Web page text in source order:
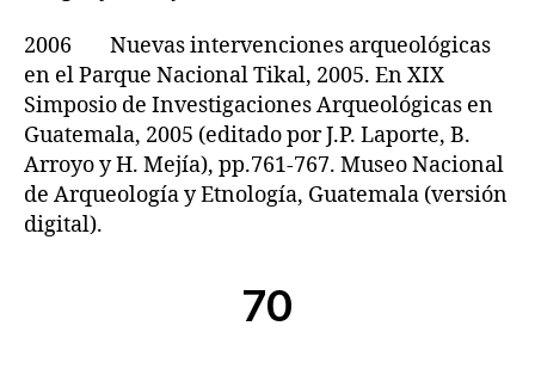
2006 Nuevas intervenciones arqueológicas
en el Parque Nacional Tikal, 2005. En XIX
Simposio de Investigaciones Arqueológicas en
Guatemala, 2005 (editado por J.P. Laporte, B.
Arroyo y H. Mejía), pp.761-767. Museo Nacional
de Arqueología y Etnología, Guatemala (versión
digital).
70